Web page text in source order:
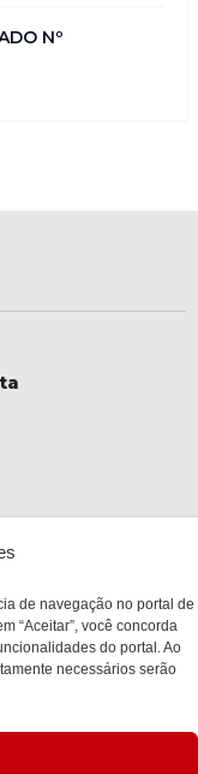
de navegação no portal de
“Aceitar”, você concorda
do portal. Ao
necessários serão
Nº